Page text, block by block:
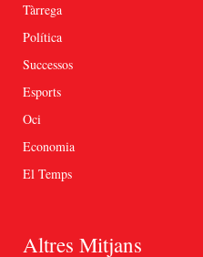
Tàrrega
Política
Successos
Esports
Oci
Economia
El Temps
Altres Mitjans